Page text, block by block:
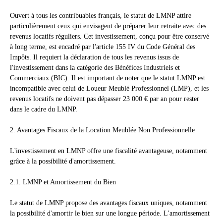
Ouvert à tous les contribuables français, le statut de LMNP attire
particulièrement ceux qui envisagent de préparer leur retraite avec des
revenus locatifs réguliers. Cet investissement, conçu pour être conservé
à long terme, est encadré par l'article 155 IV du Code Général des
Impôts. Il requiert la déclaration de tous les revenus issus de
l'investissement dans la catégorie des Bénéfices Industriels et
Commerciaux (BIC). Il est important de noter que le statut LMNP est
incompatible avec celui de Loueur Meublé Professionnel (LMP), et les
revenus locatifs ne doivent pas dépasser 23 000 € par an pour rester
dans le cadre du LMNP.
2. Avantages Fiscaux de la Location Meublée Non Professionnelle
L'investissement en LMNP offre une fiscalité avantageuse, notamment
grâce à la possibilité d'amortissement.
2.1. LMNP et Amortissement du Bien
Le statut de LMNP propose des avantages fiscaux uniques, notamment
la possibilité d'amortir le bien sur une longue période. L'amortissement